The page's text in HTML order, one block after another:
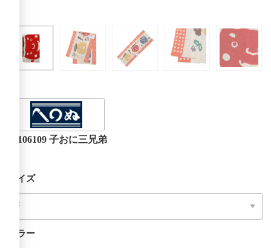
06106109 子おに三兄弟
サイズ
カラー